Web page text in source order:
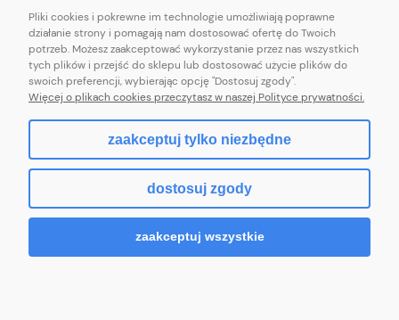
E-mail:pl101sukienek@gmail.com
101sukienek.pl
ul. Piotrkowska 317/11, Łódź 93-035, woj. łódzkie
pokaż pełną wersję strony
Sklep internetowy Shoper.pl
Pliki cookies i pokrewne im technologie umożliwiają poprawne
działanie strony i pomagają nam dostosować ofertę do Twoich
potrzeb. Możesz zaakceptować wykorzystanie przez nas wszystkich
tych plików i przejść do sklepu lub dostosować użycie plików do
swoich preferencji, wybierając opcję "Dostosuj zgody".
Więcej o plikach cookies przeczytasz w naszej Polityce prywatności.
zaakceptuj tylko niezbędne
dostosuj zgody
zaakceptuj wszystkie